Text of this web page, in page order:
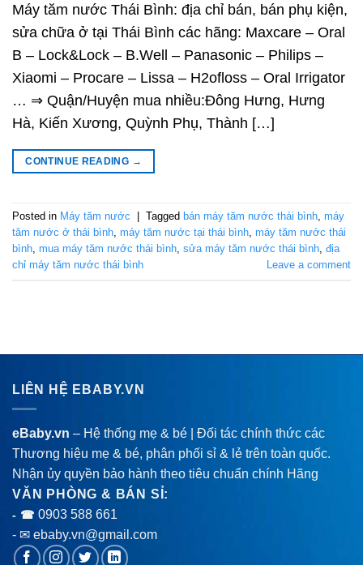
Máy tăm nước Thái Bình: địa chỉ bán, bán phụ kiện,
sửa chữa ở tại Thái Bình các hãng: Maxcare – Oral
B – Lock&Lock – B.Well – Panasonic – Philips –
Xiaomi – Procare – Lissa – H2ofloss – Oral Irrigator
… ⇒ Quận/Huyện mua nhiều:Đông Hưng, Hưng
Hà, Kiến Xương, Quỳnh Phụ, Thành […]
CONTINUE READING →
Posted in Máy tăm nước Tagged bán máy tăm nước thái bình máy
tăm nước ở thái bình máy tăm nước tại thái bình máy tăm nước thái
bình mua máy tăm nước thái bình sửa máy tăm nước thái bình địa
chỉ máy tăm nước thái bình
Leave a comment
LIÊN HỆ EBABY.VN
eBaby.vn – Hệ thống mẹ & bé | Đối tác chính thức các
Thương hiệu mẹ & bé, phân phối sỉ & lẻ trên toàn quốc.
Nhận ủy quyền bảo hành theo tiêu chuẩn chính Hãng
VĂN PHÒNG & BÁN SỈ:
- ☎ 0903 588 661
- ✉ ebaby.vn@gmail.com